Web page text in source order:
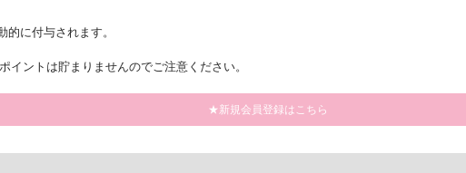
的に付与されます。
ントは貯まりませんのでご注意ください。
★新規会員登録はこちら